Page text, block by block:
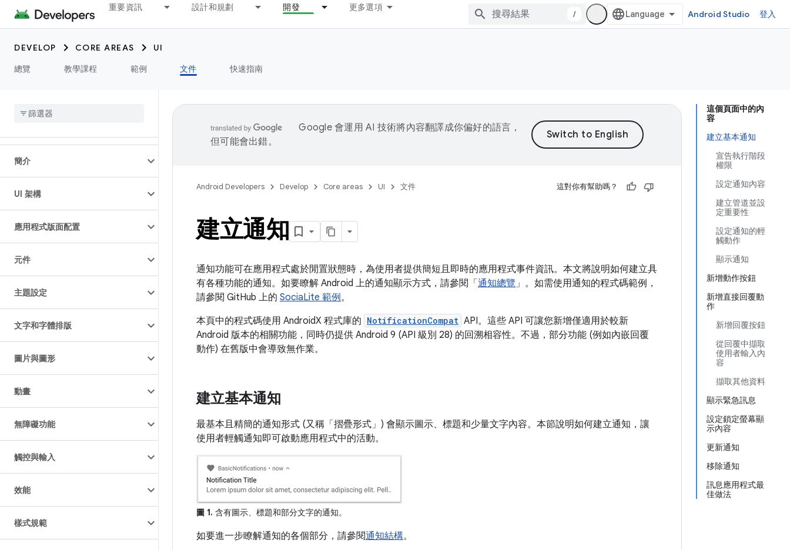
重要資訊 設計和規劃 開發 更多選項
/ Android Studio 登入
DEVELOP CORE AREAS
UI
總覽
教學課程 範例 文件 快速指南
簡介
UI 架構
應用程式版面配置
元件
主題設定
文字和字體排版
圖片與圖形
動畫
無障礙功能
觸控與輸入
效能
樣式規範
這個頁面中的內
容
建立基本通知
宣告執行階段
權限
設定通知內容
建立管道並設
定重要性
設定通知的輕
觸動作
顯示通知
新增動作按鈕
新增直接回覆動
作
新增回覆按鈕
從回覆中擷取
使用者輸入內
容
擷取其他資料
顯示緊急訊息
設定鎖定螢幕顯
示內容
更新通知
移除通知
訊息應用程式最
佳做法
Google 會運用 AI 技術將內容翻譯成你偏好的語言，
但可能會出錯。
Android Developers Develop Core areas UI 文件 這對你有幫助嗎？
建立通知
通知功能可在應用程式處於閒置狀態時，為使用者提供簡短且即時的應用程式事件資訊。本文將說明如何建立具
有各種功能的通知。如要瞭解 Android 上的通知顯示方式，請參閱「 通知總覽」。如需使用通知的程式碼範例，
請參閱 GitHub 上的 SociaLite 範例。
本頁中的程式碼使用 AndroidX 程式庫的 NotificationCompat API。這些 API 可讓您新增僅適用於較新
Android 版本的相關功能，同時仍提供 Android 9 (API 級別 28) 的回溯相容性。不過，部分功能 (例如內嵌回覆
動作) 在舊版中會導致無作業。
建立基本通知
最基本且精簡的通知形式 (又稱「摺疊形式」 ) 會顯示圖示、標題和少量文字內容。本節說明如何建立通知，讓
使用者輕觸通知即可啟動應用程式中的活動。
圖 1. 含有圖示、標題和部分文字的通知。
如要進一步瞭解通知的各個部分，請參閱通知結構。